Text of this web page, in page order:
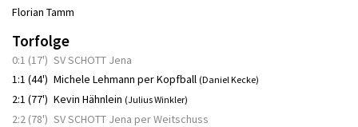
Florian Tamm
Torfolge
0:1 (17') SV SCHOTT Jena
1:1 (44') Michele Lehmann per Kopfball (Daniel Kecke)
2:1 (77') Kevin Hähnlein (Julius Winkler)
2:2 (78') SV SCHOTT Jena per Weitschuss